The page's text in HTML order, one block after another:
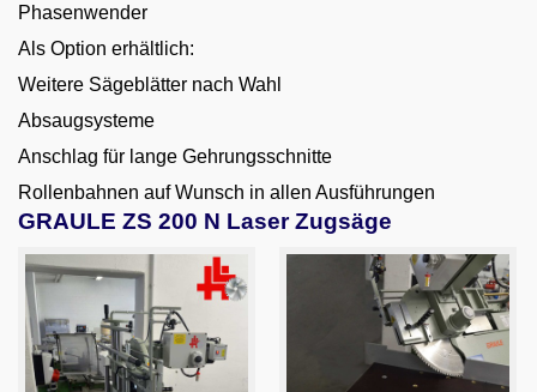
Phasenwender
Als Option erhältlich:
Weitere Sägeblätter nach Wahl
Absaugsysteme
Anschlag für lange Gehrungsschnitte
Rollenbahnen auf Wunsch in allen Ausführungen
GRAULE ZS 200 N Laser Zugsäge